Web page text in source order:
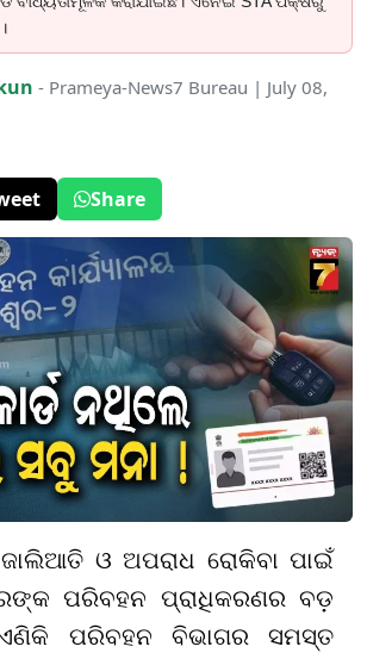
- Prameya-News7 Bureau | July 08,
Share
ଓ ଅପରାଧ ରୋକିବା ପାଇଁ
ପରିବହନ ପ୍ରାଧିକରଣର ବଡ଼
ପରିବହନ ବିଭାଗର ସମସ୍ତ